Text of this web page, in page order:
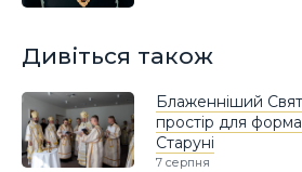
Дивіться також
Блаженніший
простір для
Старуні
7 серпня